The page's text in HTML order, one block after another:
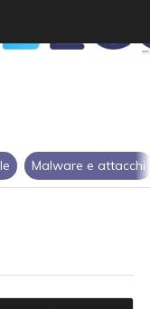
Malware e attacchi